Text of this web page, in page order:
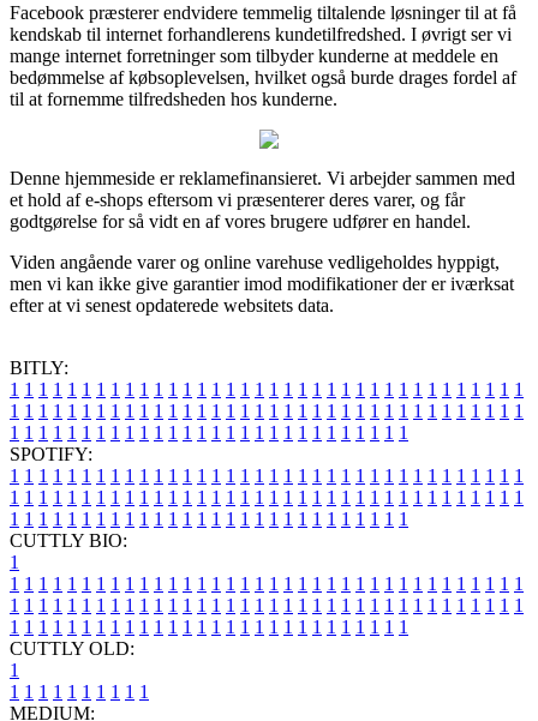
Facebook præsterer endvidere temmelig tiltalende løsninger til at få
kendskab til internet forhandlerens kundetilfredshed. I øvrigt ser vi
mange internet forretninger som tilbyder kunderne at meddele en
bedømmelse af købsoplevelsen, hvilket også burde drages fordel af
til at fornemme tilfredsheden hos kunderne.
Denne hjemmeside er reklamefinansieret. Vi arbejder sammen med
et hold af e-shops eftersom vi præsenterer deres varer, og får
godtgørelse for så vidt en af vores brugere udfører en handel.
Viden angående varer og online varehuse vedligeholdes hyppigt,
men vi kan ikke give garantier imod modifikationer der er iværksat
efter at vi senest opdaterede websitets data.
BITLY:
1 1 1 1 1 1 1 1 1 1 1 1 1 1 1 1 1 1 1 1 1 1 1 1 1 1 1 1 1 1 1 1 1 1 1 1
1 1 1 1 1 1 1 1 1 1 1 1 1 1 1 1 1 1 1 1 1 1 1 1 1 1 1 1 1 1 1 1 1 1 1 1
1 1 1 1 1 1 1 1 1 1 1 1 1 1 1 1 1 1 1 1 1 1 1 1 1 1 1 1
SPOTIFY:
1 1 1 1 1 1 1 1 1 1 1 1 1 1 1 1 1 1 1 1 1 1 1 1 1 1 1 1 1 1 1 1 1 1 1 1
1 1 1 1 1 1 1 1 1 1 1 1 1 1 1 1 1 1 1 1 1 1 1 1 1 1 1 1 1 1 1 1 1 1 1 1
1 1 1 1 1 1 1 1 1 1 1 1 1 1 1 1 1 1 1 1 1 1 1 1 1 1 1 1
CUTTLY BIO:
1
1 1 1 1 1 1 1 1 1 1 1 1 1 1 1 1 1 1 1 1 1 1 1 1 1 1 1 1 1 1 1 1 1 1 1 1
1 1 1 1 1 1 1 1 1 1 1 1 1 1 1 1 1 1 1 1 1 1 1 1 1 1 1 1 1 1 1 1 1 1 1 1
1 1 1 1 1 1 1 1 1 1 1 1 1 1 1 1 1 1 1 1 1 1 1 1 1 1 1 1
CUTTLY OLD:
1
1 1 1 1 1 1 1 1 1 1
MEDIUM: